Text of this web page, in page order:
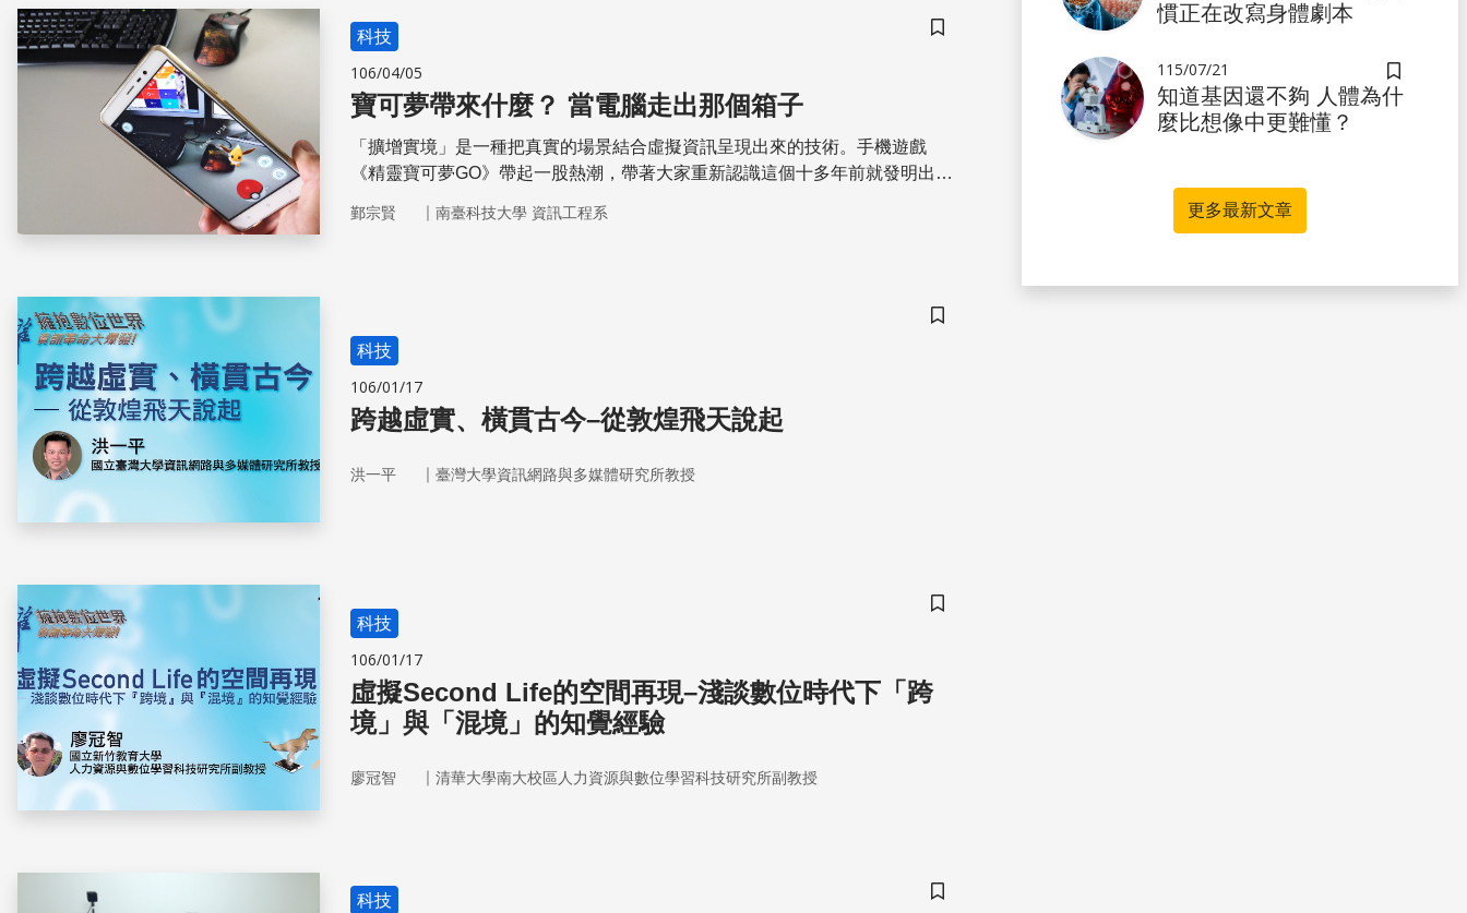
儲存書籤
科技
106/04/05
寶可夢帶來什麼？ 當電腦走出那個箱子
「擴增實境」是一種把真實的場景結合虛擬資訊呈現出來的技術。手機遊戲
《精靈寶可夢GO》帶起一股熱潮，帶著大家重新認識這個十多年前就發明出來
技。而這些科技往往不會只應用在一個地方，手機裡頭的高科技，其實早就存
鄞宗賢 ｜ 南臺科技大學 資訊工程系
儲存書籤
科技
106/01/17
跨越虛實、橫貫古今–從敦煌飛天說起
洪一平 ｜ 臺灣大學資訊網路與多媒體研究所教授
儲存書籤
科技
106/01/17
虛擬Second Life的空間再現–淺談數位時代下「跨
境」與「混境」的知覺經驗
廖冠智 ｜ 清華大學南大校區人力資源與數位學習科技研究所副教授
儲存書籤
科技
慣正在改寫身體劇本
儲存書籤
115/07/21
知道基因還不夠 人體為什
麼比想像中更難懂？
更多最新文章